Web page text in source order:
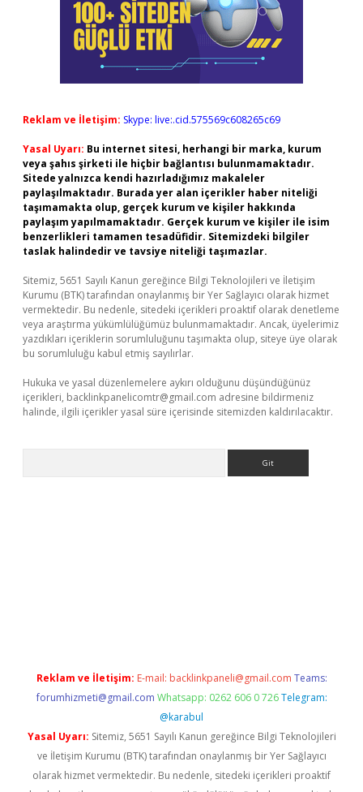
Reklam ve İletişim: Skype: live:.cid.575569c608265c69
Yasal Uyarı: Bu internet sitesi, herhangi bir marka, kurum
veya şahıs şirketi ile hiçbir bağlantısı bulunmamaktadır.
Sitede yalnızca kendi hazırladığımız makaleler
paylaşılmaktadır. Burada yer alan içerikler haber niteliği
taşımamakta olup, gerçek kurum ve kişiler hakkında
paylaşım yapılmamaktadır. Gerçek kurum ve kişiler ile isim
benzerlikleri tamamen tesadüfidir. Sitemizdeki bilgiler
taslak halindedir ve tavsiye niteliği taşımazlar.
Sitemiz, 5651 Sayılı Kanun gereğince Bilgi Teknolojileri ve İletişim
Kurumu (BTK) tarafından onaylanmış bir Yer Sağlayıcı olarak hizmet
vermektedir. Bu nedenle, sitedeki içerikleri proaktif olarak denetleme
veya araştırma yükümlülüğümüz bulunmamaktadır. Ancak, üyelerimiz
yazdıkları içeriklerin sorumluluğunu taşımakta olup, siteye üye olarak
bu sorumluluğu kabul etmiş sayılırlar.
Hukuka ve yasal düzenlemelere aykırı olduğunu düşündüğünüz
içerikleri, backlinkpanelicomtr@gmail.com adresine bildirmeniz
halinde, ilgili içerikler yasal süre içerisinde sitemizden kaldırılacaktır.
Reklam ve İletişim: E-mail: backlinkpaneli@gmail.com Teams:
forumhizmeti@gmail.com Whatsapp: 0262 606 0 726 Telegram:
@karabul
Yasal Uyarı: Sitemiz, 5651 Sayılı Kanun gereğince Bilgi Teknolojileri
ve İletişim Kurumu (BTK) tarafından onaylanmış bir Yer Sağlayıcı
olarak hizmet vermektedir. Bu nedenle, sitedeki içerikleri proaktif